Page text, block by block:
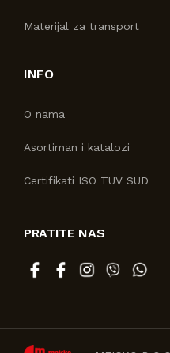
Materijal za transport
INFO
O nama
Asortiman i katalozi
Certifikati ISO TÜV SÜD
PRATITE NAS